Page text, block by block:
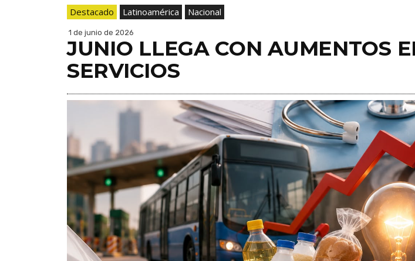
Destacado Latinoamérica Nacional
1 de junio de 2026
JUNIO LLEGA CON AUMENTOS
SERVICIOS